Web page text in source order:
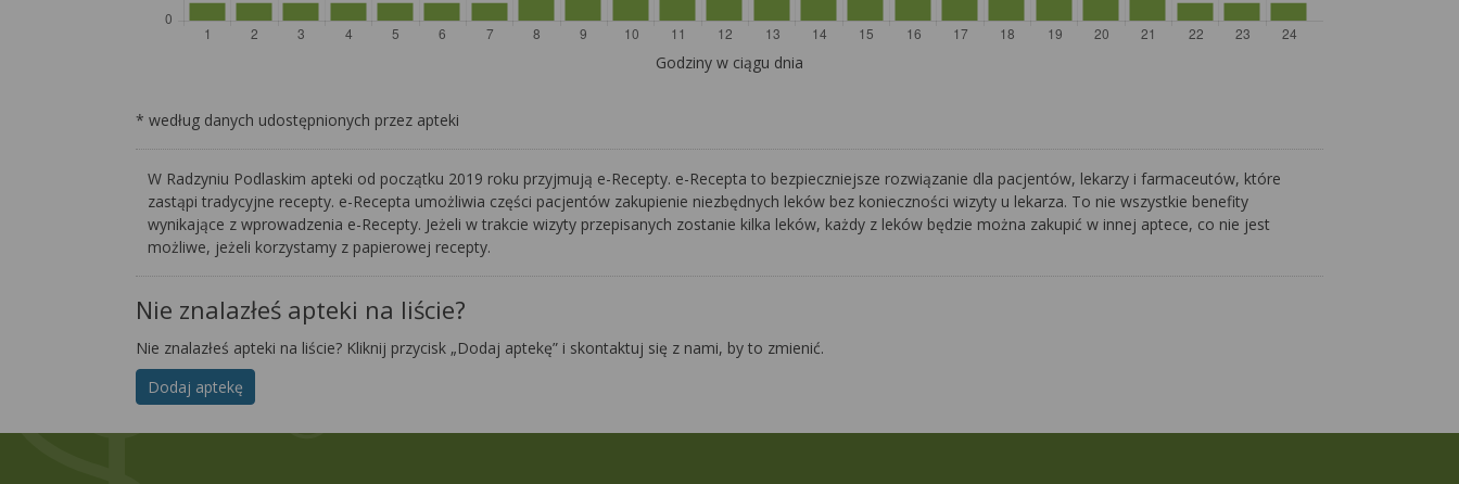
Godziny w ciągu dnia
* według danych udostępnionych przez apteki
W Radzyniu Podlaskim apteki od początku 2019 roku przyjmują e-Recepty. e-Recepta to bezpieczniejsze rozwiązanie dla pacjentów, lekarzy i farmaceutów, które
zastąpi tradycyjne recepty. e-Recepta umożliwia części pacjentów zakupienie niezbędnych leków bez konieczności wizyty u lekarza. To nie wszystkie benefity
wynikające z wprowadzenia e-Recepty. Jeżeli w trakcie wizyty przepisanych zostanie kilka leków, każdy z leków będzie można zakupić w innej aptece, co nie jest
możliwe, jeżeli korzystamy z papierowej recepty.
Nie znalazłeś apteki na liście?
Nie znalazłeś apteki na liście? Kliknij przycisk „Dodaj aptekę” i skontaktuj się z nami, by to zmienić.
Dodaj aptekę